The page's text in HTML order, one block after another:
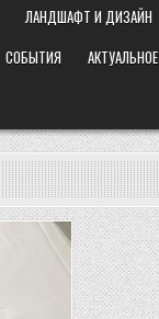
ЛАНДШАФТ И ДИЗАЙН
СОБЫТИЯ
АКТУАЛЬНОЕ